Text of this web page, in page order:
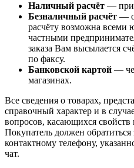
Наличный расчёт — при
Безналичный расчёт —
расчёту возможна
частными
заказа Вам высылается
по факсу.
Банковской картой —
магазинах.
Все сведения о товарах,
справочный характер и в
вопросов, касающихся свойств
Покупатель должен обратиться
контактному телефону,
чат.